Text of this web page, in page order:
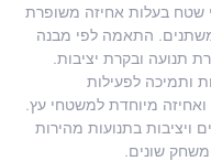
שטח בעלות אחיזה משופרת
התאמה לפי מבנה
תנועה ובקרת יציבות.
ותמיכה לפעילות
ואחיזה מיוחדת למשטחי עץ.
ויציבות בתנועות מהירות
שונים.